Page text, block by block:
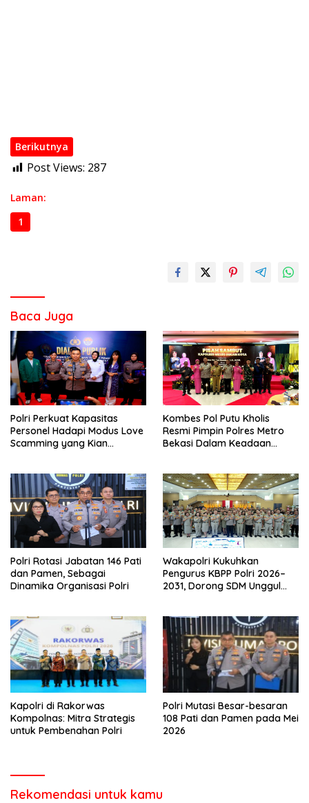
Berikutnya
Post Views: 287
Laman:
1
Baca Juga
Polri Perkuat Kapasitas
Personel Hadapi Modus Love
Scamming yang Kian
Kombes Pol Putu Kholis
Resmi Pimpin Polres Metro
Bekasi Dalam Keadaan
Polri Rotasi Jabatan 146 Pati
dan Pamen, Sebagai
Dinamika Organisasi Polri
Wakapolri Kukuhkan
Pengurus KBPP Polri 2026–
2031, Dorong SDM Unggul
Kapolri di Rakorwas
Kompolnas: Mitra Strategis
untuk Pembenahan Polri
Polri Mutasi Besar-besaran
108 Pati dan Pamen pada Mei
2026
Rekomendasi untuk kamu